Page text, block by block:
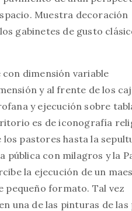
Muestra decoración
gabinetes de gusto
dimensión variable
y al frente de los
y ejecución sobre
es de iconografía
pastores hasta la
pública con milagros y la
la ejecución de un
pequeño formato. Tal vez
una de las pinturas de las